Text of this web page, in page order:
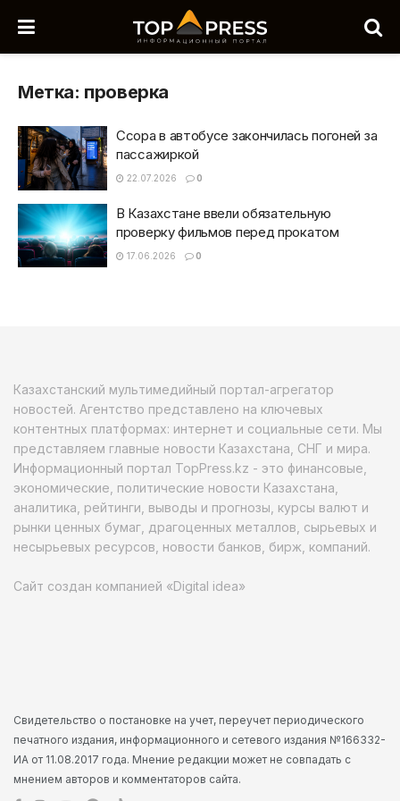
Метка: проверка
Ссора в автобусе закончилась погоней за
пассажиркой
22.07.2026 0
В Казахстане ввели обязательную
проверку фильмов перед прокатом
17.06.2026 0
Казахстанский мультимедийный портал-агрегатор
новостей. Агентство представлено на ключевых
контентных платформах: интернет и социальные сети. Мы
представляем главные новости Казахстана, СНГ и мира.
Информационный портал TopPress.kz - это финансовые,
экономические, политические новости Казахстана,
аналитика, рейтинги, выводы и прогнозы, курсы валют и
рынки ценных бумаг, драгоценных металлов, сырьевых и
несырьевых ресурсов, новости банков, бирж, компаний.
Сайт создан компанией «Digital idea»
Свидетельство о постановке на учет, переучет периодического
печатного издания, информационного и сетевого издания №166332-
ИА от 11.08.2017 года. Мнение редакции может не совпадать с
мнением авторов и комментаторов сайта.